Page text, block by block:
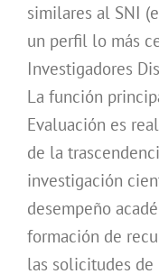
similares al SNI
un perfil lo más
Investigadores
La función
Evaluación es
de la
investigación
desempeño
formación de
las solicitudes de